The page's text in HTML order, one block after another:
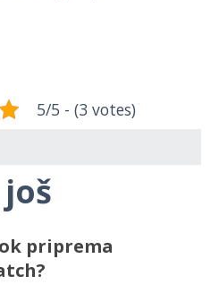
5/5 - (3 votes)
priprema